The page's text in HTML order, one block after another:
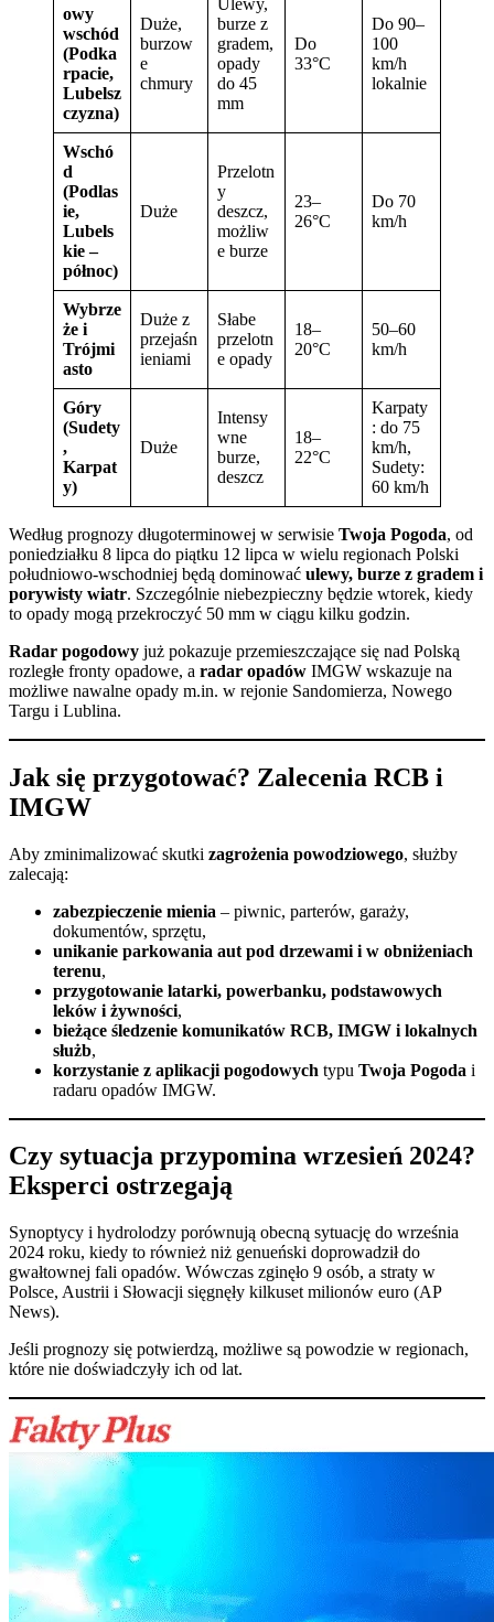
owy
wschód
(Podka
rpacie,
Lubelsz
czyzna)
Duże,
burzow
e
chmury
burze z
gradem,
opady
do 45
mm
Do
33°C
Do 90–
100
km/h
lokalnie
Wschó
d
(Podlas
ie,
Lubels
kie –
północ)
Duże
Przelotn
y
deszcz,
możliw
e burze
23–
26°C
Do 70
km/h
Wybrze
że i
Trójmi
asto
Duże z
przejaśn
ieniami
Słabe
przelotn
e opady
18–
20°C
50–60
km/h
Góry
(Sudety
,
Karpat
y)
Duże
Intensy
wne
burze,
deszcz
18–
22°C
Karpaty
: do 75
km/h,
Sudety:
60 km/h
Według prognozy długoterminowej w serwisie Twoja Pogoda, od
poniedziałku 8 lipca do piątku 12 lipca w wielu regionach Polski
południowo-wschodniej będą dominować ulewy, burze z gradem i
porywisty wiatr. Szczególnie niebezpieczny będzie wtorek, kiedy
to opady mogą przekroczyć 50 mm w ciągu kilku godzin.
Radar pogodowy już pokazuje przemieszczające się nad Polską
rozległe fronty opadowe, a radar opadów IMGW wskazuje na
możliwe nawalne opady m.in. w rejonie Sandomierza, Nowego
Targu i Lublina.
Jak się przygotować? Zalecenia RCB i
IMGW
Aby zminimalizować skutki zagrożenia powodziowego, służby
zalecają:
zabezpieczenie mienia – piwnic, parterów, garaży,
dokumentów, sprzętu,
unikanie parkowania aut pod drzewami i w obniżeniach
terenu,
przygotowanie latarki, powerbanku, podstawowych
leków i żywności,
bieżące śledzenie komunikatów RCB, IMGW i lokalnych
służb,
korzystanie z aplikacji pogodowych typu Twoja Pogoda i
radaru opadów IMGW.
Czy sytuacja przypomina wrzesień 2024?
Eksperci ostrzegają
Synoptycy i hydrolodzy porównują obecną sytuację do września
2024 roku, kiedy to również niż genueński doprowadził do
gwałtownej fali opadów. Wówczas zginęło 9 osób, a straty w
Polsce, Austrii i Słowacji sięgnęły kilkuset milionów euro (AP
News).
Jeśli prognozy się potwierdzą, możliwe są powodzie w regionach,
które nie doświadczyły ich od lat.